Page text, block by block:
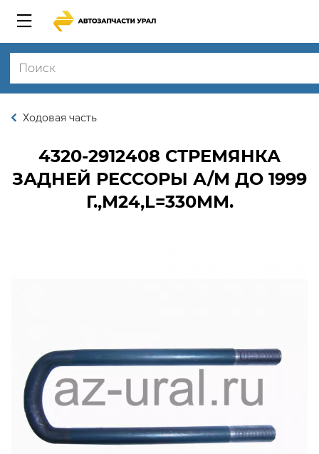
Ходовая часть
4320-2912408 СТРЕМЯНКА
ЗАДНЕЙ РЕССОРЫ А/М ДО 1999
Г.,М24,L=330ММ.